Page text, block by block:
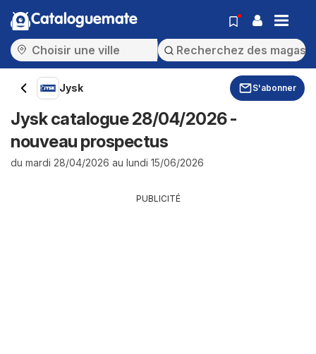
Cataloguemate
Jysk S'abonner
Jysk catalogue 28/04/2026 -
nouveau prospectus
du mardi 28/04/2026 au lundi 15/06/2026
PUBLICITÉ